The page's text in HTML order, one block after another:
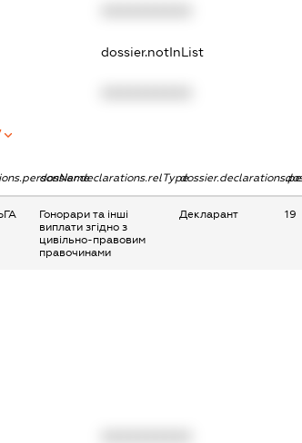
dossier.notInList
dossier.declarations.relType
Гонорари та інші
виплати згідно з
цивільно-правовим
правочинами
Декларант 19